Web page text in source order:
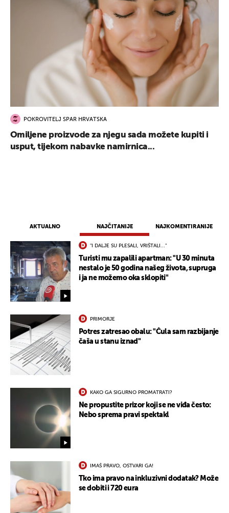
AKTUALNO NAJČITANIJE NAJKOMENTIRANIJE
"I DALJE SU PLESALI, VRIŠTALI..."
Turisti mu zapalili apartman: "U 30 minuta
nestalo je 50 godina našeg života, supruga
i ja ne možemo oka sklopiti"
PRIMORJE
Potres zatresao obalu: "Čula sam razbijanje
čaša u stanu iznad"
KAKO GA SIGURNO PROMATRATI?
Ne propustite prizor koji se ne viđa često:
Nebo sprema pravi spektakl
IMAŠ PRAVO, OSTVARI GA!
Tko ima pravo na inkluzivni dodatak? Može
se dobiti i 720 eura
POKROVITELJ SPAR HRVATSKA
Omiljene proizvode za njegu sada možete kupiti i
usput, tijekom nabavke namirnica...